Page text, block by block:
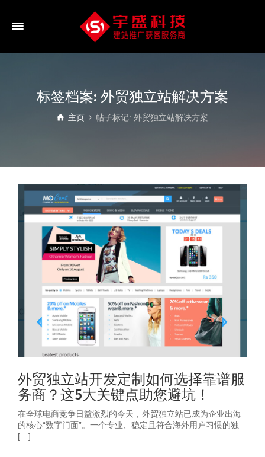
标签档案: 外贸独立站解决方案
主页 帖子标记: 外贸独立站解决方案
外贸独立站开发定制如何选择靠谱服
务商？这5大关键点助您避坑！
在全球电商竞争日益激烈的今天，外贸独立站已成为企业出海
的核心“数字门面”。一个专业、稳定且符合海外用户习惯的独
[…]